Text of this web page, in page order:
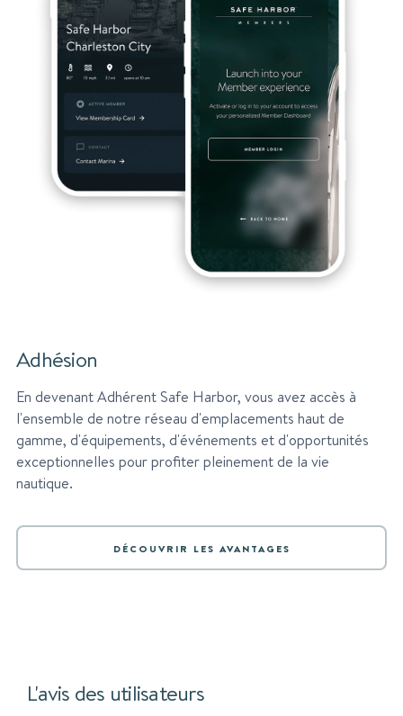
Adhésion
En devenant Adhérent Safe Harbor, vous avez accès à
l'ensemble de notre réseau d'emplacements haut de
gamme, d'équipements, d'événements et d'opportunités
exceptionnelles pour profiter pleinement de la vie
nautique.
DÉCOUVRIR LES AVANTAGES
L'avis des utilisateurs